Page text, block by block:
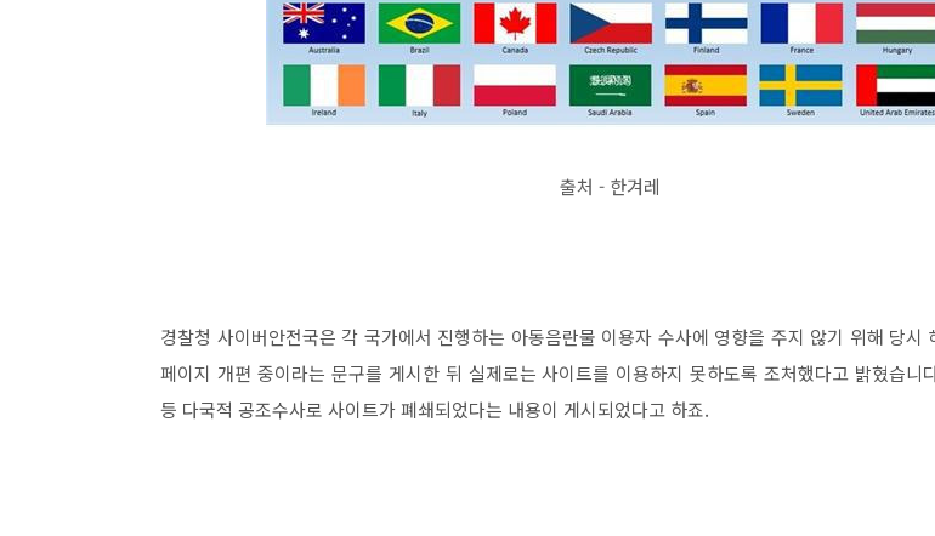
출처 - 한겨레
경찰청 사이버안전국은 각 국가에서 진행하는 아동음란물 이용자 수사에 영향을 주지 않기 위해 당시
페이지 개편 중이라는 문구를 게시한 뒤 실제로는 사이트를 이용하지 못하도록 조처했다고 밝혔습니
등 다국적 공조수사로 사이트가 폐쇄되었다는 내용이 게시되었다고 하죠.